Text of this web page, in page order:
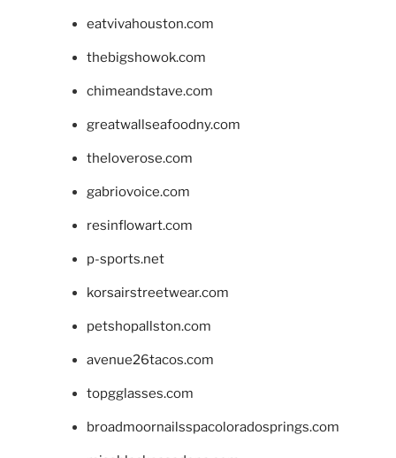
eatvivahouston.com
thebigshowok.com
chimeandstave.com
greatwallseafoodny.com
theloverose.com
gabriovoice.com
resinflowart.com
p-sports.net
korsairstreetwear.com
petshopallston.com
avenue26tacos.com
topgglasses.com
broadmoornailsspacoloradosprings.com